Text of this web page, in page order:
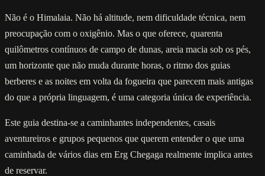
Não é o Himalaia. Não há altitude, nem dificuldade técnica, nem
preocupação com o oxigênio. Mas o que oferece, quarenta
quilômetros contínuos de campo de dunas, areia macia sob os pés,
um horizonte que não muda durante horas, o ritmo dos guias
berberes e as noites em volta da fogueira que parecem mais antigas
do que a própria linguagem, é uma categoria única de experiência.
Este guia destina-se a caminhantes independentes, casais
aventureiros e grupos pequenos que querem entender o que uma
caminhada de vários dias em Erg Chegaga realmente implica antes
de reservar.